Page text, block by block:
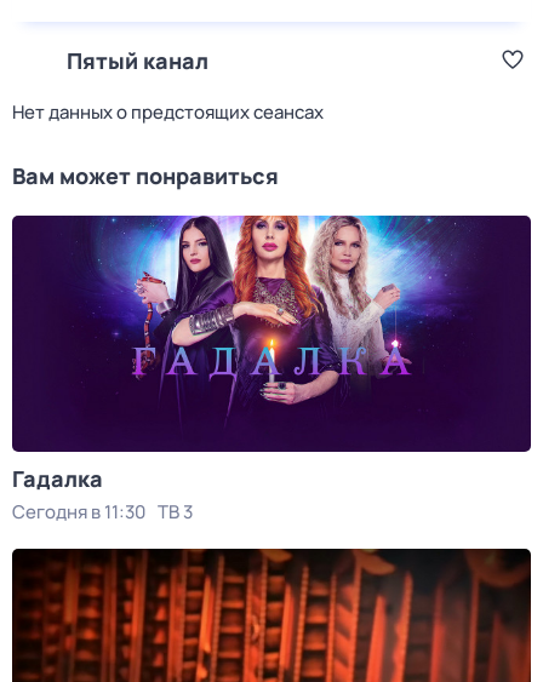
Пятый канал
Нет данных о предстоящих сеансах
Вам может понравиться
Гадaлкa
Сегодня в 11:30 ТВ 3